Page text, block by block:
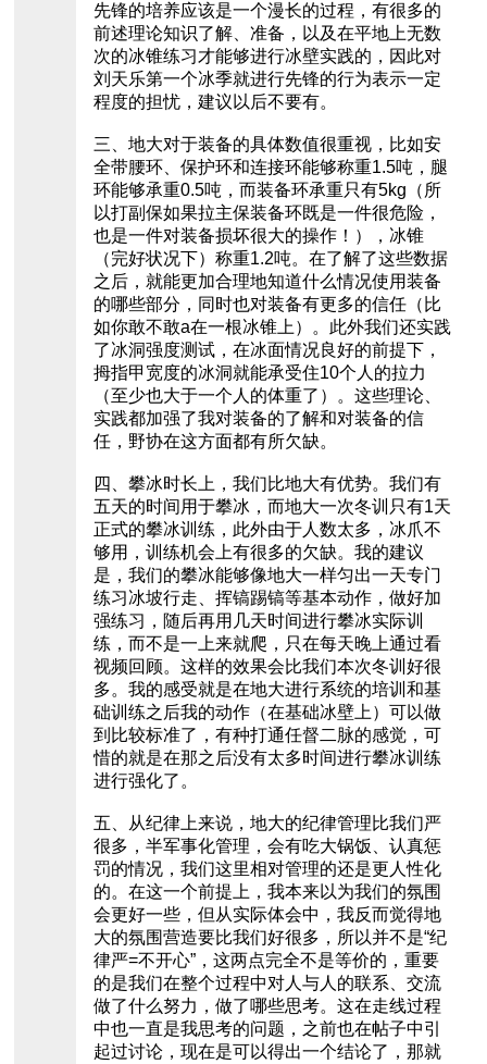
先锋的培养应该是一个漫长的过程，有很多的
前述理论知识了解、准备，以及在平地上无数
次的冰锥练习才能够进行冰壁实践的，因此对
刘天乐第一个冰季就进行先锋的行为表示一定
程度的担忧，建议以后不要有。
三、地大对于装备的具体数值很重视，比如安
全带腰环、保护环和连接环能够称重1.5吨，腿
环能够承重0.5吨，而装备环承重只有5kg（所
以打副保如果拉主保装备环既是一件很危险，
也是一件对装备损坏很大的操作！），冰锥
（完好状况下）称重1.2吨。在了解了这些数据
之后，就能更加合理地知道什么情况使用装备
的哪些部分，同时也对装备有更多的信任（比
如你敢不敢a在一根冰锥上）。此外我们还实践
了冰洞强度测试，在冰面情况良好的前提下，
拇指甲宽度的冰洞就能承受住10个人的拉力
（至少也大于一个人的体重了）。这些理论、
实践都加强了我对装备的了解和对装备的信
任，野协在这方面都有所欠缺。
四、攀冰时长上，我们比地大有优势。我们有
五天的时间用于攀冰，而地大一次冬训只有1天
正式的攀冰训练，此外由于人数太多，冰爪不
够用，训练机会上有很多的欠缺。我的建议
是，我们的攀冰能够像地大一样匀出一天专门
练习冰坡行走、挥镐踢镐等基本动作，做好加
强练习，随后再用几天时间进行攀冰实际训
练，而不是一上来就爬，只在每天晚上通过看
视频回顾。这样的效果会比我们本次冬训好很
多。我的感受就是在地大进行系统的培训和基
础训练之后我的动作（在基础冰壁上）可以做
到比较标准了，有种打通任督二脉的感觉，可
惜的就是在那之后没有太多时间进行攀冰训练
进行强化了。
五、从纪律上来说，地大的纪律管理比我们严
很多，半军事化管理，会有吃大锅饭、认真惩
罚的情况，我们这里相对管理的还是更人性化
的。在这一个前提上，我本来以为我们的氛围
会更好一些，但从实际体会中，我反而觉得地
大的氛围营造要比我们好很多，所以并不是“纪
律严=不开心”，这两点完全不是等价的，重要
的是我们在整个过程中对人与人的联系、交流
做了什么努力，做了哪些思考。这在走线过程
中也一直是我思考的问题，之前也在帖子中引
起过讨论，现在是可以得出一个结论了，那就